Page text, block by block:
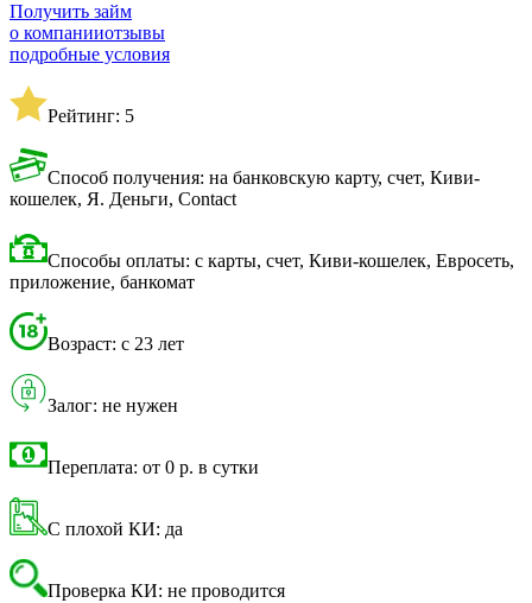
Получить займ
о компанииотзывы
подробные условия
Рейтинг: 5
Способ получения: на банковскую карту, счет, Киви-
кошелек, Я. Деньги, Contact
Способы оплаты: с карты, счет, Киви-кошелек, Евросеть,
приложение, банкомат
Возраст: с 23 лет
Залог: не нужен
Переплата: от 0 р. в сутки
С плохой КИ: да
Проверка КИ: не проводится